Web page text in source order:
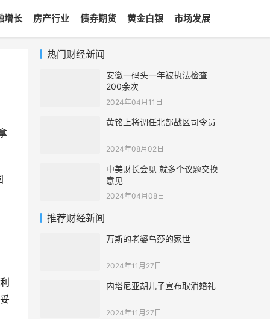
增长 房产行业 债券期货 黄金白银 市场发展
热门财经新闻
安徽一码头一年被执法检查
200余次
2024年04月11日
黄铭上将调任北部战区司令员
2024年08月02日
中美财长会见 就多个议题交换
意见
2024年04月08日
推荐财经新闻
万斯的老婆乌莎的家世
2024年11月27日
内塔尼亚胡儿子宣布取消婚礼
2024年11月27日